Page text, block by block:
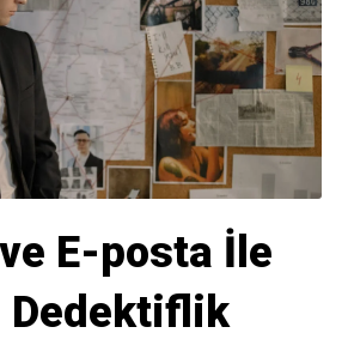
E-posta İle
Dedektiflik